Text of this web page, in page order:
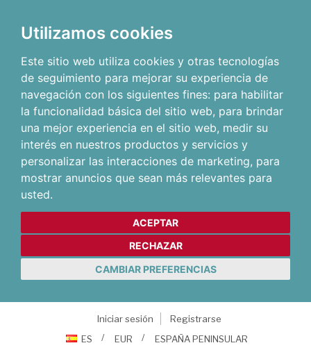
Utilizamos cookies
Este sitio web utiliza cookies y otras tecnologías
de seguimiento para mejorar su experiencia de
navegación con los siguientes fines: para habilitar
la funcionalidad básica del sitio web, para brindar
una mejor experiencia en el sitio web, medir su
interés en nuestros productos y servicios y
personalizar las interacciones de marketing, para
mostrar anuncios que sean más relevantes para
usted.
ACEPTAR
RECHAZAR
CAMBIAR PREFERENCIAS
Iniciar sesión
Registrarse
ES
EUR ESPAÑA PENINSULAR